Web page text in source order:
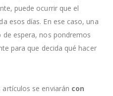
puede ocurrir que el
esos días. En ese caso, una
espera, nos pondremos
para que decida qué hacer
artículos se enviarán con